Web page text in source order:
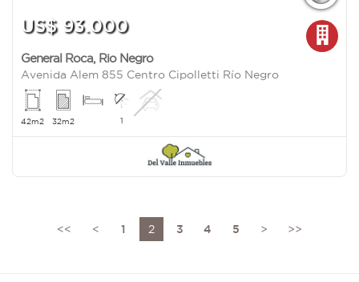
US$ 93.000
General Roca, Rio Negro
Avenida Alem 855 Centro Cipolletti Río Negro
42m2 32m2 1
<< < 1 2 3 4 5 > >>